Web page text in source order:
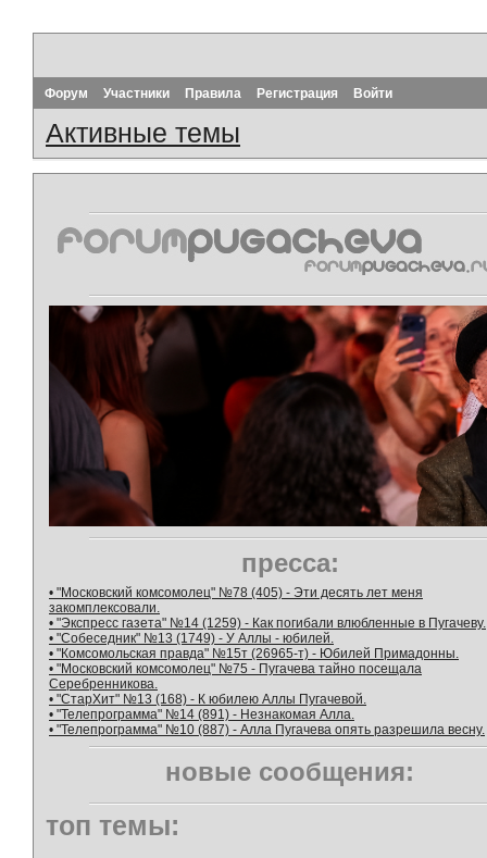
Форум Участники Правила Регистрация Войти
Активные темы
пресса:
• "Московский комсомолец" №78 (405) - Эти десять лет меня
закомплексовали.
• "Экспресс газета" №14 (1259) - Как погибали влюбленные в Пугачеву.
• "Собеседник" №13 (1749) - У Аллы - юбилей.
• "Комсомольская правда" №15т (26965-т) - Юбилей Примадонны.
• "Московский комсомолец" №75 - Пугачева тайно посещала
Серебренникова.
• "СтарХит" №13 (168) - К юбилею Аллы Пугачевой.
• "Телепрограмма" №14 (891) - Незнакомая Алла.
• "Телепрограмма" №10 (887) - Алла Пугачева опять разрешила весну.
новые сообщения:
топ темы: